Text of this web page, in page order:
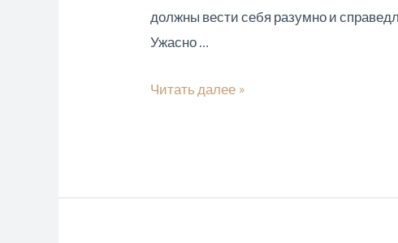
должны вести себя разумно и
Ужасно …
11
Читать далее »